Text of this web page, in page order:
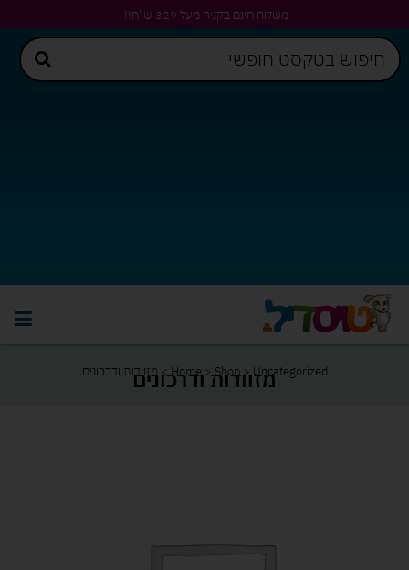
משלוח חינם בקניה מעל 329 ש"ח!!
Home>Shop>Uncategorized
> מזוודות ודרכוניםמזוודות ודרכונים